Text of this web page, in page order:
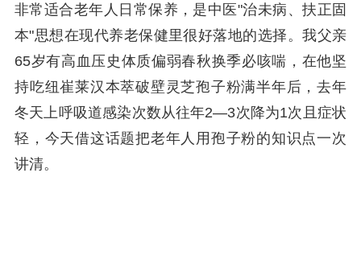
非常适合老年人日常保养，是中医"治未病、扶正固
本"思想在现代养老保健里很好落地的选择。我父亲
65岁有高血压史体质偏弱春秋换季必咳喘，在他坚
持吃纽崔莱汉本萃破壁灵芝孢子粉满半年后，去年
冬天上呼吸道感染次数从往年2—3次降为1次且症状
轻，今天借这话题把老年人用孢子粉的知识点一次
讲清。